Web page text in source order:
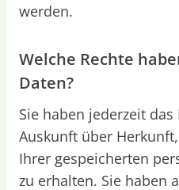
werden.
Welche Rechte
Daten?
Sie haben jederzeit
Auskunft über
Ihrer gespeicherten
zu erhalten. Sie haben